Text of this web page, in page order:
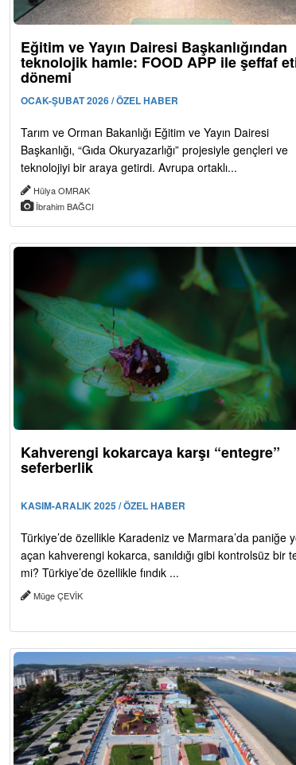
Eğitim ve Yayın Dairesi Başkanlığından
teknolojik hamle: FOOD APP ile şeffaf
dönemi
OCAK-ŞUBAT 2026 / ÖZEL HABER
Tarım ve Orman Bakanlığı Eğitim ve Yayın Dairesi
Başkanlığı, “Gıda Okuryazarlığı” projesiyle gençleri ve
teknolojiyi bir araya getirdi. Avrupa ortaklı...
Hülya OMRAK
İbrahim BAĞCI
Kahverengi kokarcaya karşı “entegre”
seferberlik
KASIM-ARALIK 2025 / ÖZEL HABER
Türkiye’de özellikle Karadeniz ve Marmara’da paniğe
açan kahverengi kokarca, sanıldığı gibi kontrolsüz bir
mi? Türkiye’de özellikle fındık ...
Müge ÇEVİK